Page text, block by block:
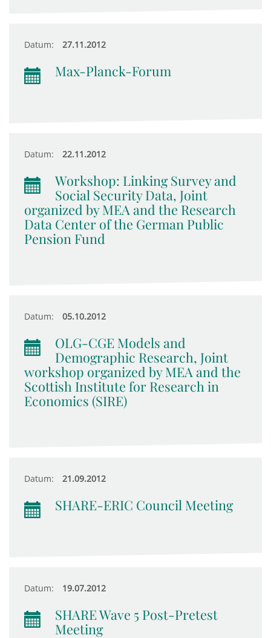
Datum: 27.11.2012
Max-Planck-Forum
Datum: 22.11.2012
Workshop: Linking Survey and
Social Security Data, Joint
organized by MEA and the Research
Data Center of the German Public
Pension Fund
Datum: 05.10.2012
OLG-CGE Models and
Demographic Research, Joint
workshop organized by MEA and the
Scottish Institute for Research in
Economics (SIRE)
Datum: 21.09.2012
SHARE-ERIC Council Meeting
Datum: 19.07.2012
SHARE Wave 5 Post-Pretest
Meeting